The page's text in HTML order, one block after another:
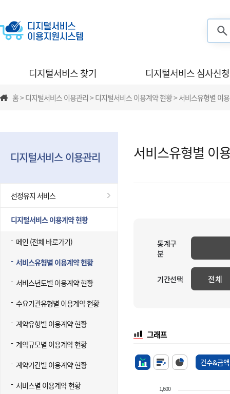
디지털서비스 찾기 디지털서비스 심사신청
홈 > 디지털서비스 이용관리 > 디지털서비스 이용계약 현황 > 서비스유형별 이
디지털서비스 이용관리
선정유지 서비스
디지털서비스 이용계약 현황
메인 (전체 바로가기)
서비스유형별 이용계약 현황
서비스년도별 이용계약 현황
수요기관유형별 이용계약 현황
계약유형별 이용계약 현황
계약규모별 이용계약 현황
계약기간별 이용계약 현황
서비스별 이용계약 현황
서비스유형별 이
통계구
분
기간선택 전체
그래프
건수&금액
1,600